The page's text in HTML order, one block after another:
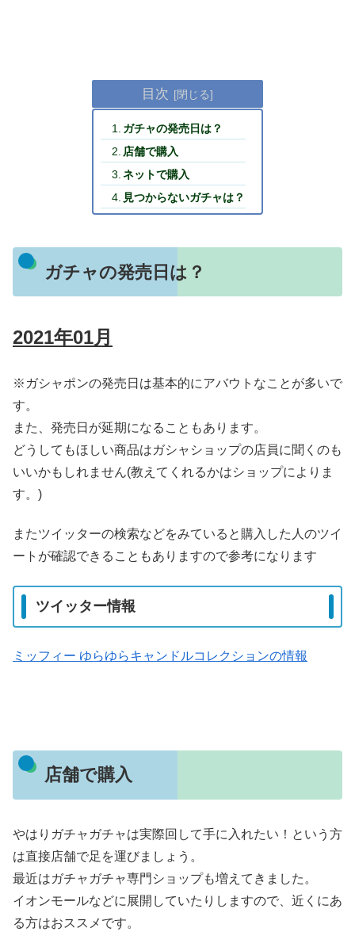
目次
ガチャの発売日は？
店舗で購入
ネットで購入
見つからないガチャは？
ガチャの発売日は？
2021年01月
※ガシャポンの発売日は基本的にアバウトなことが多いで
す。
また、発売日が延期になることもあります。
どうしてもほしい商品はガシャショップの店員に聞くのも
いいかもしれません(教えてくれるかはショップによりま
す。)
またツイッターの検索などをみていると購入した人のツイ
ートが確認できることもありますので参考になります
ツイッター情報
ミッフィー ゆらゆらキャンドルコレクションの情報
店舗で購入
やはりガチャガチャは実際回して手に入れたい！という方
は直接店舗で足を運びましょう。
最近はガチャガチャ専門ショップも増えてきました。
イオンモールなどに展開していたりしますので、近くにあ
る方はおススメです。